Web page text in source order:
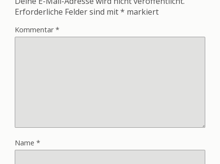
Erforderliche Felder sind mit* markiert
Kommentar*
Name *